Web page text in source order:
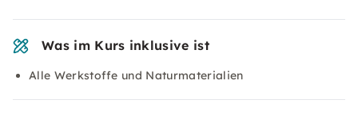
Was im Kurs inklusive ist
Alle Werkstoffe und Naturmaterialien